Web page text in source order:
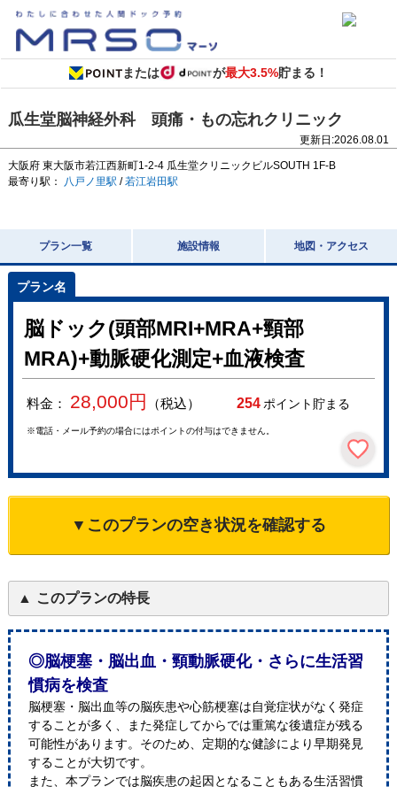
または が最大3.5%貯まる！
瓜生堂脳神経外科 頭痛・もの忘れクリニック
更新日:2026.08.01
大阪府 東大阪市若江西新町1-2-4 瓜生堂クリニックビルSOUTH 1F-B
最寄り駅： 八戸ノ里駅 /若江岩田駅
プラン一覧 施設情報 地図・アクセス
脳ドック(頭部MRI+MRA+頸部
MRA)+動脈硬化測定+血液検査
料金： 28,000円 （税込） 254ポイント貯まる
※電話・メール予約の場合にはポイントの付与はできません。
▼このプランの空き状況を確認する
このプランの特長
◎脳梗塞・脳出血・頸動脈硬化・さらに生活習
慣病を検査
脳梗塞・脳出血等の脳疾患や心筋梗塞は自覚症状がなく発症
することが多く、また発症してからでは重篤な後遺症が残る
可能性があります。そのため、定期的な健診により早期発見
することが大切です。
また、本プランでは脳疾患の起因となることもある生活習慣